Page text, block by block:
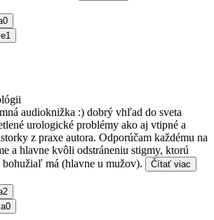
0
1
audioknižka :) dobrý vhľad do sveta
urologické problémy ako aj vtipné a
z praxe autora. Odporúčam každému na
a hlavne kvôli odstráneniu stigmy, ktorú
bohužiaľ má (hlavne u mužov).
Čítať viac
2
0